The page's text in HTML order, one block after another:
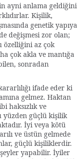
ayni anlama geldiğini
Kişilik,
genetik yapıya
değişmesi zor olan;
özelliğini az çok
çok akla ve mantığa
sonradan
ifade eder ki
gelmez. Haktan
haksızlık ve
yüzden güçlü kişilik
İyi veya kötü
ve üstün gelmede
güçlü kişiliklerdir.
yapabilir. İyiler